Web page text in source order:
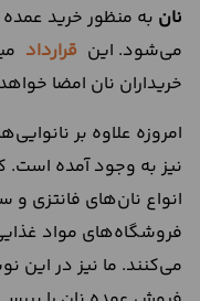
نان به منظور خرید
می‌شود. این قرارداد
خریداران نان امضا
امروزه علاوه بر
نیز به وجود آمده است.
انواع نان‌های فانتزی و
فروشگاه‌های مواد
می‌کنند. ما نیز در این